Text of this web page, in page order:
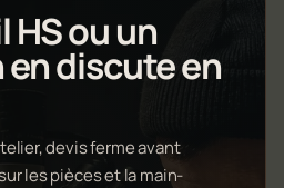
HS ou un
en discute en
devis ferme avant
les pièces et la main-